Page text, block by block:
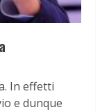
In effetti
e dunque